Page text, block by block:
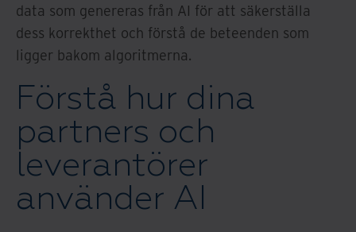
data som genereras från AI för att säkerställa
dess korrekthet och förstå de beteenden som
ligger bakom algoritmerna.
Förstå hur dina
partners och
leverantörer
använder AI